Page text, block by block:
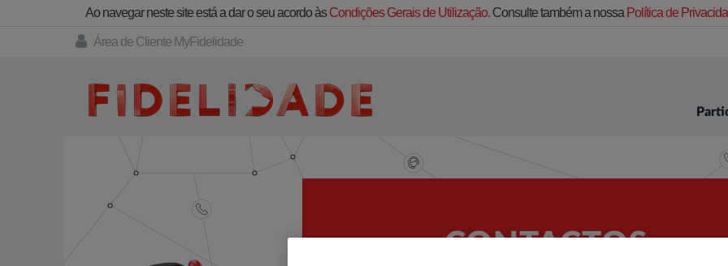
Ao navegar neste site está a dar o seu acordo àsCondições Gerais de Utilização.Consulte também a nossa Política de
Área de Cliente MyFidelidade
CONTACTOS